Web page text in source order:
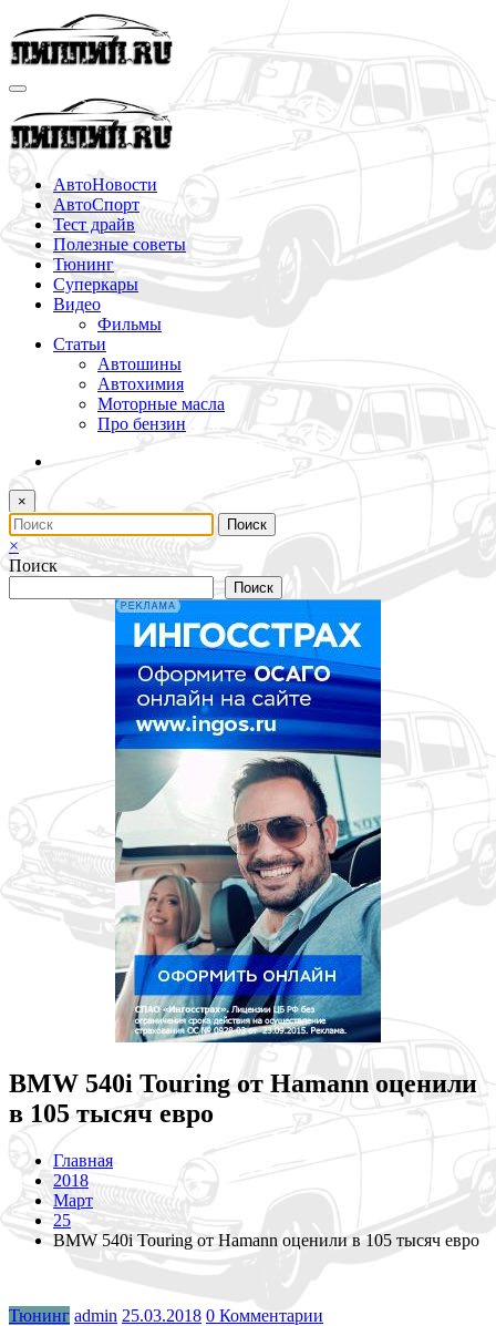
Перейти
к
содержимому
АвтоНовости
АвтоСпорт
Тест драйв
Полезные советы
Тюнинг
Суперкары
Видео
Фильмы
Статьи
Автошины
Автохимия
Моторные масла
Про бензин
×
×
Поиск
Поиск
BMW 540i Touring от Hamann оценили
в 105 тысяч евро
Главная
2018
Март
25
BMW 540i Touring от Hamann оценили в 105 тысяч евро
Тюнинг admin 25.03.2018 0 Комментарии